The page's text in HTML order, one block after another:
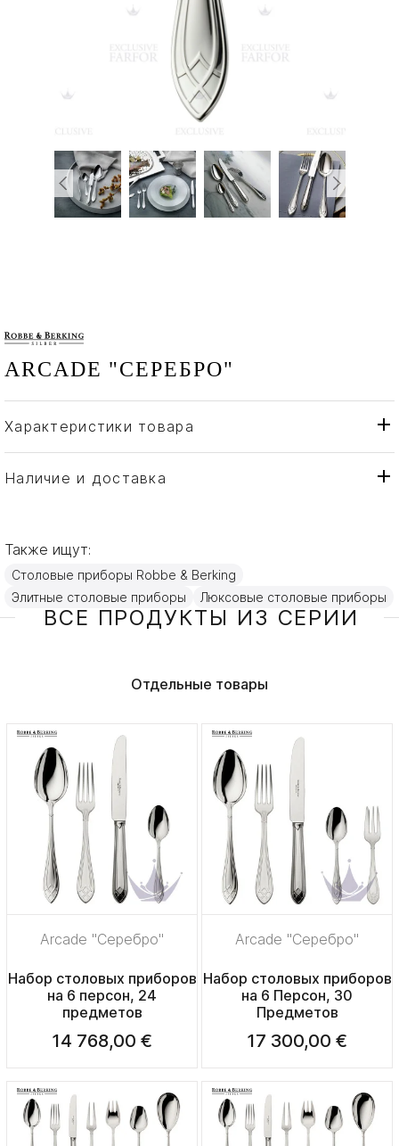
ARCADE "СЕРЕБРО"
Характеристики товара
Бренд
Robbe & Berking
Страна производителя
Наличие и доставка
Также ищут:
Столовые приборы Robbe & Berking
Элитные столовые приборы
Люксовые столовые приборы
ВСЕ ПРОДУКТЫ ИЗ СЕРИИ
Отдельные товары
Arcade "Серебро"
Набор столовых приборов
на 6 персон, 24
предметов
14 768,00 €
Arcade "Серебро"
Набор столовых приборов
на 6 Персон, 30
Предметов
17 300,00 €